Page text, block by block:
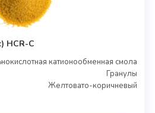
HCR-C
катионообменная смола
Гранулы
Желтовато-коричневый